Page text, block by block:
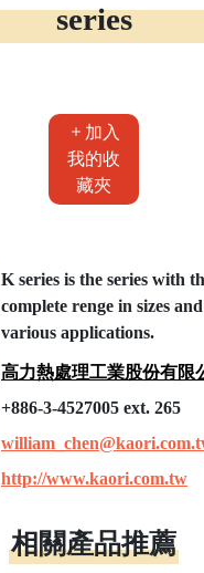
series
加入
我的收
藏夾
K series is the series with
complete renge in sizes
various applications.
高力熱處理工業股份有限
+886-3-4527005 ext. 265
http://www.kaori.com.tw
相關產品推薦